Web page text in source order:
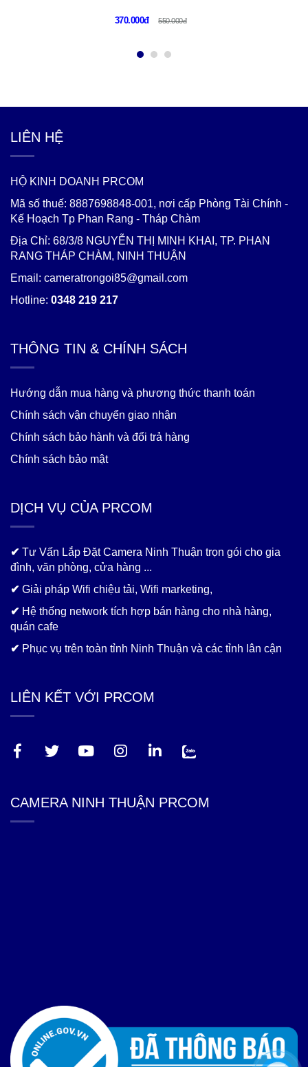
370.000đ 550.000đ
LIÊN HỆ
HỘ KINH DOANH PRCOM
Mã số thuế: 8887698848-001, nơi cấp Phòng Tài Chính -
Kế Hoạch Tp Phan Rang - Tháp Chàm
Địa Chỉ: 68/3/8 NGUYỄN THỊ MINH KHAI, TP. PHAN
RANG THÁP CHÀM, NINH THUẬN
Email: cameratrongoi85@gmail.com
Hotline: 0348 219 217
THÔNG TIN & CHÍNH SÁCH
Hướng dẫn mua hàng và phương thức thanh toán
Chính sách vận chuyển giao nhận
Chính sách bảo hành và đổi trả hàng
Chính sách bảo mật
DỊCH VỤ CỦA PRCOM
✔ Tư Vấn Lắp Đặt Camera Ninh Thuận trọn gói cho gia
đình, văn phòng, cửa hàng ...
✔ Giải pháp Wifi chiệu tải, Wifi marketing,
✔ Hệ thống network tích hợp bán hàng cho nhà hàng,
quán cafe
✔ Phục vụ trên toàn tỉnh Ninh Thuận và các tỉnh lân cận
LIÊN KẾT VỚI PRCOM
CAMERA NINH THUẬN PRCOM